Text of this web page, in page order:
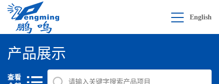
English
产品展示
查看